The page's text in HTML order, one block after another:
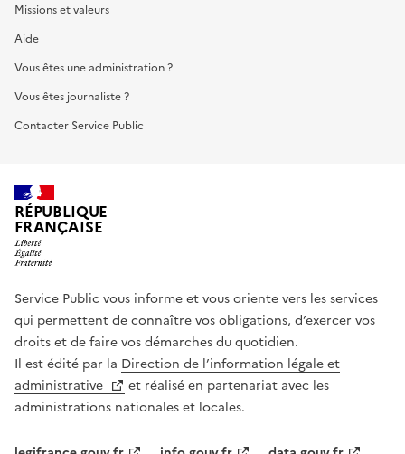
Missions et valeurs
Aide
Vous êtes une administration ?
Vous êtes journaliste ?
Contacter Service Public
RÉPUBLIQUE
FRANÇAISE
Service Public vous informe et vous oriente vers les services
qui permettent de connaître vos obligations, d’exercer vos
droits et de faire vos démarches du quotidien.
Il est édité par la Direction de l’information légale et
administrative
et réalisé en partenariat avec les
administrations nationales et locales.